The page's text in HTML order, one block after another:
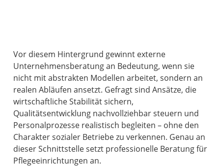
Vor diesem Hintergrund gewinnt externe
Unternehmensberatung an Bedeutung, wenn sie
nicht mit abstrakten Modellen arbeitet, sondern an
realen Abläufen ansetzt. Gefragt sind Ansätze, die
wirtschaftliche Stabilität sichern,
Qualitätsentwicklung nachvollziehbar steuern und
Personalprozesse realistisch begleiten – ohne den
Charakter sozialer Betriebe zu verkennen. Genau an
dieser Schnittstelle setzt professionelle Beratung für
Pflegeeinrichtungen an.